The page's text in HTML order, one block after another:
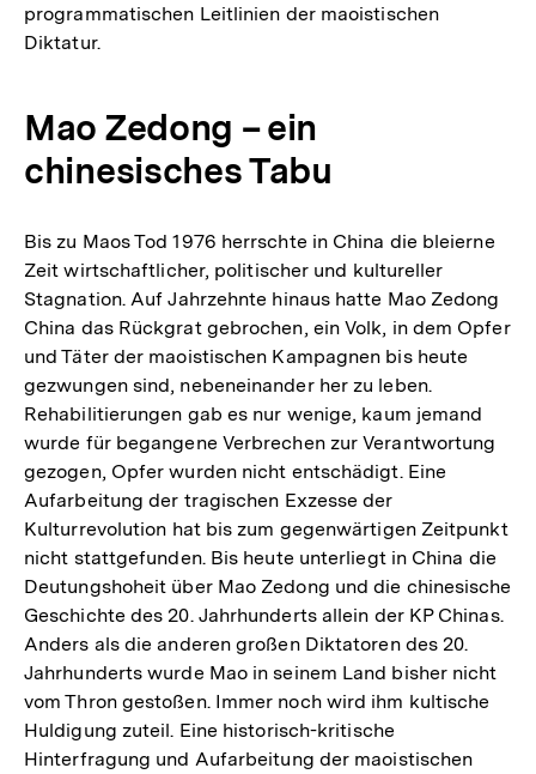
programmatischen Leitlinien der maoistischen
Diktatur.
Mao Zedong – ein
chinesisches Tabu
Bis zu Maos Tod 1976 herrschte in China die bleierne
Zeit wirtschaftlicher, politischer und kultureller
Stagnation. Auf Jahrzehnte hinaus hatte Mao Zedong
China das Rückgrat gebrochen, ein Volk, in dem Opfer
und Täter der maoistischen Kampagnen bis heute
gezwungen sind, nebeneinander her zu leben.
Rehabilitierungen gab es nur wenige, kaum jemand
wurde für begangene Verbrechen zur Verantwortung
gezogen, Opfer wurden nicht entschädigt. Eine
Aufarbeitung der tragischen Exzesse der
Kulturrevolution hat bis zum gegenwärtigen Zeitpunkt
nicht stattgefunden. Bis heute unterliegt in China die
Deutungshoheit über Mao Zedong und die chinesische
Geschichte des 20. Jahrhunderts allein der KP Chinas.
Anders als die anderen großen Diktatoren des 20.
Jahrhunderts wurde Mao in seinem Land bisher nicht
vom Thron gestoßen. Immer noch wird ihm kultische
Huldigung zuteil. Eine historisch-kritische
Hinterfragung und Aufarbeitung der maoistischen